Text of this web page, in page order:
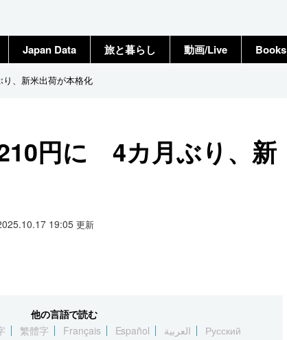
Japan Data 旅と暮らし 動画/Live Books
、新米出荷が本格化
円に 4カ月ぶり、新
19:05 更新
他の言語で読む
繁體字 Français Español العربية Русский